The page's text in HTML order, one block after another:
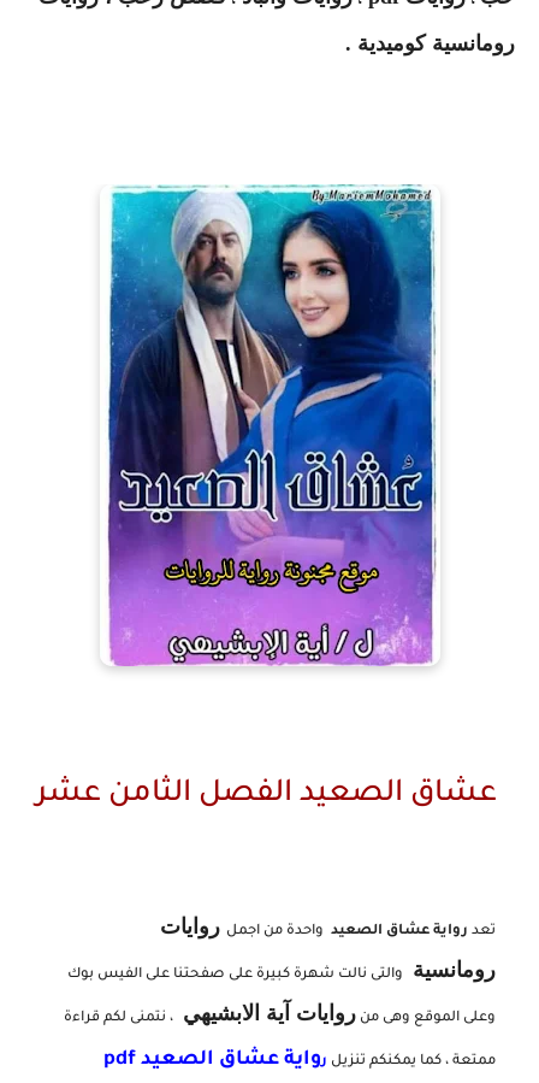
رومانسية كوميدية .
عشاق الصعيد الفصل الثامن عشر
تعد رواية عشاق الصعيد واحدة من اجمل روايات
رومانسية
والتى نالت شهرة كبيرة على صفحتنا على الفيس بوك
وعلى الموقع وهى من روايات آية الابشيهي ، نتمنى لكم قراءة
ممتعة ، كما يمكنكم تنزيل ر
واية عشاق الصعيد pdf